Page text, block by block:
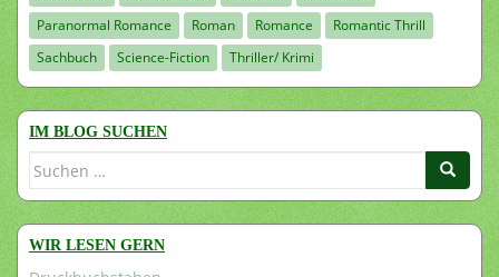
Paranormal Romance
Roman Romance
Romantic Thrill
Sachbuch
Science-Fiction Thriller/ Krimi
IM BLOG SUCHEN
Suchen
WIR LESEN GERN